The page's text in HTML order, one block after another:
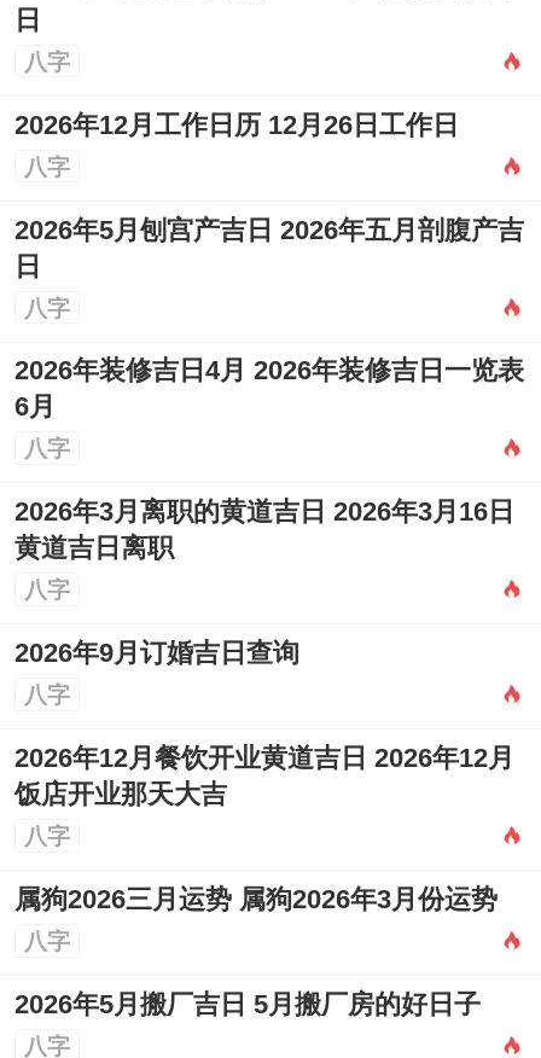
日
八字
2026年12月工作日历 12月26日工作日
八字
2026年5月刨宫产吉日 2026年五月剖腹产吉
日
八字
2026年装修吉日4月 2026年装修吉日一览表
6月
八字
2026年3月离职的黄道吉日 2026年3月16日
黄道吉日离职
八字
2026年9月订婚吉日查询
八字
2026年12月餐饮开业黄道吉日 2026年12月
饭店开业那天大吉
八字
属狗2026三月运势 属狗2026年3月份运势
八字
2026年5月搬厂吉日 5月搬厂房的好日子
八字